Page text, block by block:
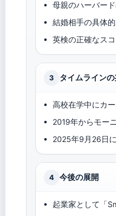
母親のハーバー
結婚相手の具体
英検の正確なス
3 タイムライン
高校在学中にカ
2019年からモー
2025年9月26日
4 今後の展開
起業家として「